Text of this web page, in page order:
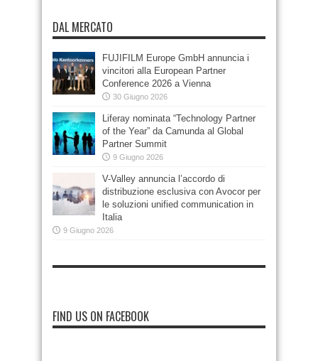
DAL MERCATO
FUJIFILM Europe GmbH annuncia i
vincitori alla European Partner
Conference 2026 a Vienna
30 Giugno 2026
Liferay nominata “Technology Partner
of the Year” da Camunda al Global
Partner Summit
9 Giugno 2026
V-Valley annuncia l’accordo di
distribuzione esclusiva con Avocor per
le soluzioni unified communication in
Italia
9 Giugno 2026
FIND US ON FACEBOOK